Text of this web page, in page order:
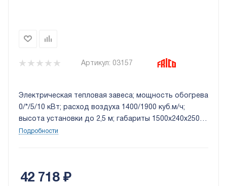
Артикул: 03157
Электрическая тепловая завеса; мощность обогрева
0/*/5/10 кВт; расход воздуха 1400/1900 куб.м/ч;
высота установки до 2,5 м; габариты 1500х240х250
мм; установка: горизонтально.
Подробности
42 718₽